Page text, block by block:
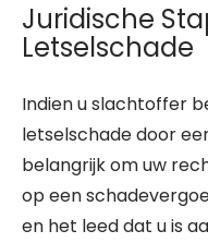
Juridische
Letselschade
Indien u slachtoffer
letselschade door
belangrijk om uw
op een
en het leed dat u is